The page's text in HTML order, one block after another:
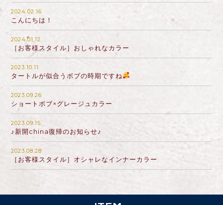
2024.02.16
こんにちは！
2024.01.12
［お客様スタイル］おしゃれなカラー
2023.10.11
タートルが似合うボブの時期ですね
2023.09.26
ショートボブ×グレージュカラー
2023.09.15
♪新開china復帰のお知らせ♪
2023.08.28
［お客様スタイル］オシャレなインナーカラー